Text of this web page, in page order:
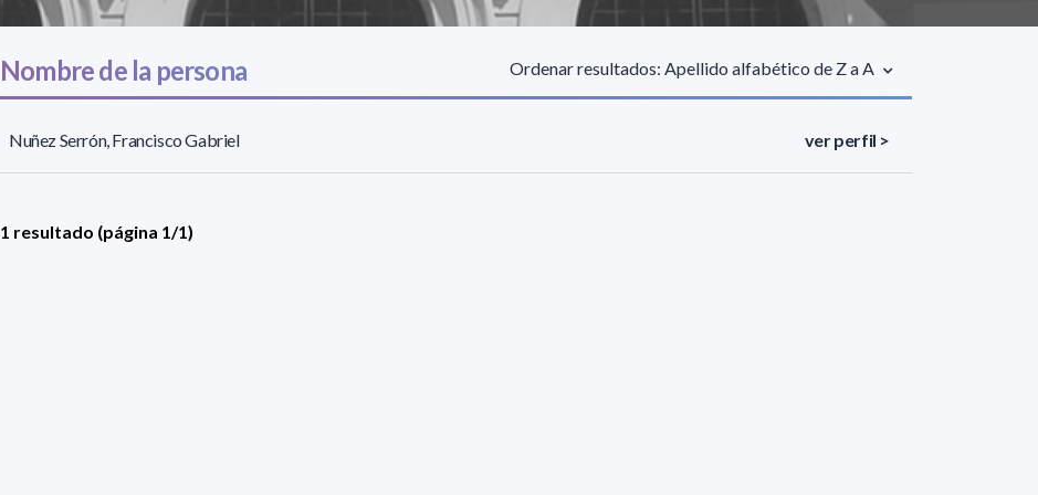
Nombre de la persona Ordenar resultados: Apellido alfabético de Z a A
Nuñez Serrón, Francisco Gabriel ver perfil >
1 resultado (página 1/1)